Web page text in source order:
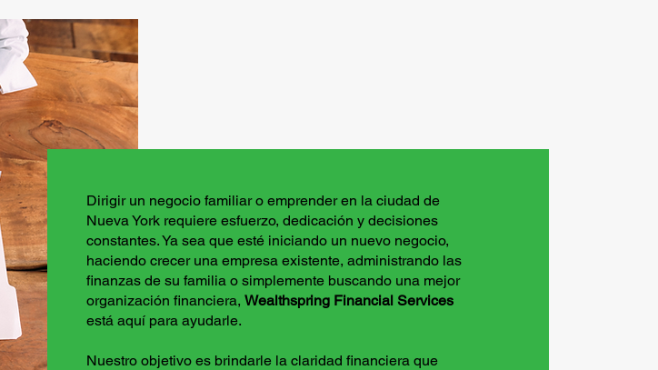
Dirigir un negocio familiar o emprender en la ciudad de
Nueva York requiere esfuerzo, dedicación y decisiones
constantes. Ya sea que esté iniciando un nuevo negocio,
haciendo crecer una empresa existente, administrando las
finanzas de su familia o simplemente buscando una mejor
organización financiera, Wealthspring Financial Services
está aquí para ayudarle.
Nuestro objetivo es brindarle la claridad financiera que